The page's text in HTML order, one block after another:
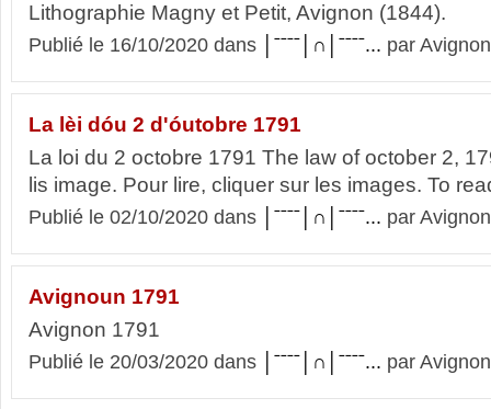
Lithographie Magny et Petit, Avignon (1844).
Publié le 16/10/2020 dans │ˉˉˉˉ│∩│ˉˉˉˉ... par
La lèi dóu 2 d'óutobre 1791
La loi du 2 octobre 1791 The law of october 2,
lis image. Pour lire, cliquer sur les images. To
Publié le 02/10/2020 dans │ˉˉˉˉ│∩│ˉˉˉˉ... par
Avignoun 1791
Avignon 1791
Publié le 20/03/2020 dans │ˉˉˉˉ│∩│ˉˉˉˉ... par